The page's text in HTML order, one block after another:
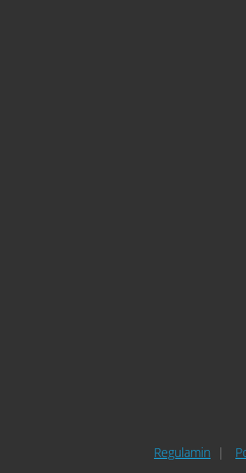
Regulamin